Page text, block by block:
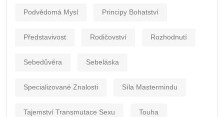
Podvědomá Mysl Principy Bohatství
Představivost Rodičovství Rozhodnutí
Sebedůvěra Sebeláska
Specializované Znalosti Síla Mastermindu
Tajemství Transmutace Sexu Touha